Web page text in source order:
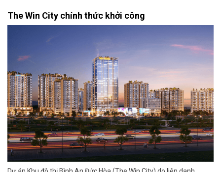
The Win City chính thức khởi công